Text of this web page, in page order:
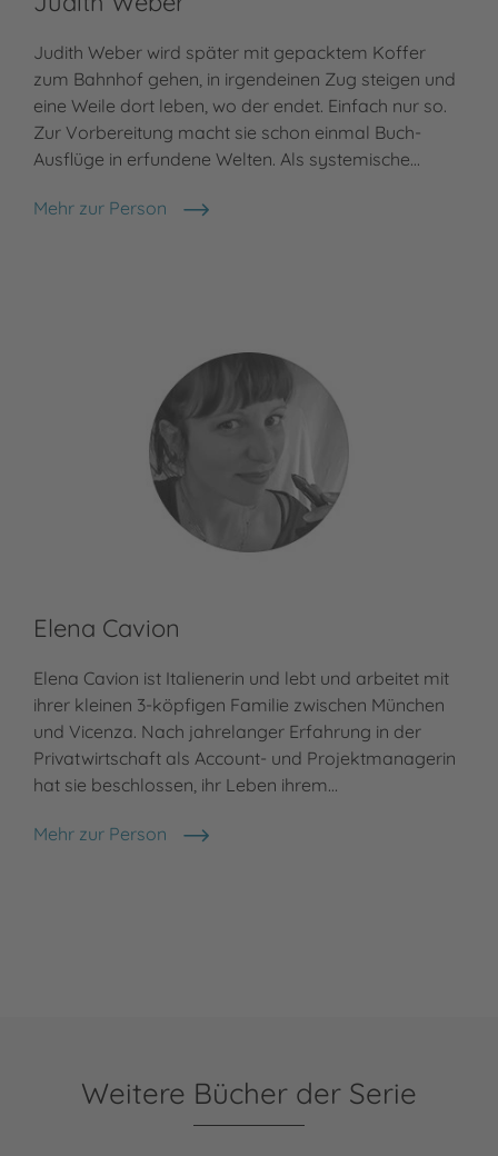
Judith Weber wird später mit gepacktem Koffer
zum Bahnhof gehen, in irgendeinen Zug steigen und
eine Weile dort leben, wo der endet. Einfach nur so.
Zur Vorbereitung macht sie schon einmal Buch-
Ausflüge in erfundene Welten. Als systemische…
Mehr zur Person
Judith Weber
Elena Cavion
Elena Cavion ist Italienerin und lebt und arbeitet mit
ihrer kleinen 3-köpfigen Familie zwischen München
und Vicenza. Nach jahrelanger Erfahrung in der
Privatwirtschaft als Account- und Projektmanagerin
hat sie beschlossen, ihr Leben ihrem…
Mehr zur Person
Elena Cavion
Weitere Bücher der Serie